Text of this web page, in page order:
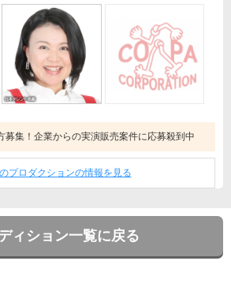
募集！企業からの実演販売案件に応募殺到中
プロダクションの情報を見る
ィション一覧に戻る